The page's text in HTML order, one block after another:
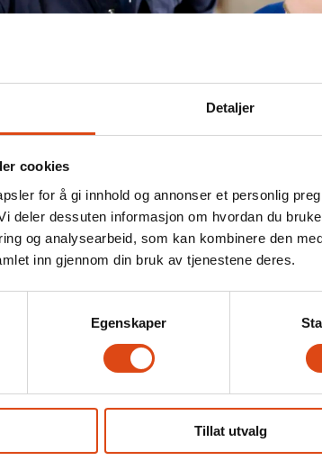
Detaljer
cookies
for å gi innhold og annonser et personlig
deler dessuten informasjon om hvordan du
og analysearbeid, som kan kombinere den
inn gjennom din bruk av tjenestene deres.
Egenskaper
Tillat utvalg
uten